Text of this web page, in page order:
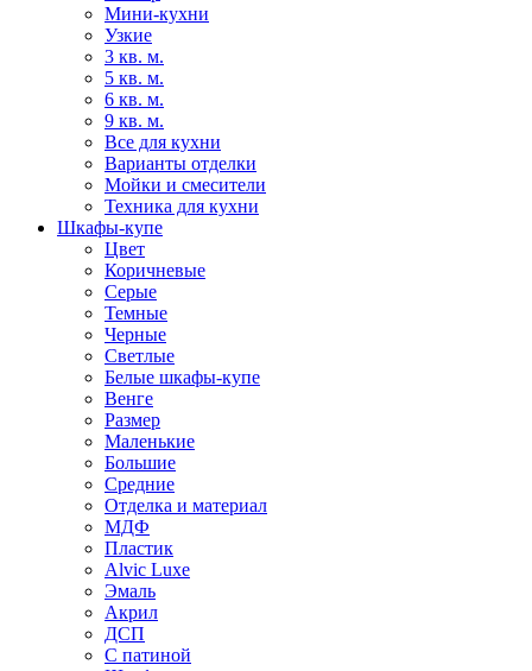
Мини-кухни
Узкие
3 кв. м.
5 кв. м.
6 кв. м.
9 кв. м.
Все для кухни
Варианты отделки
Мойки и смесители
Техника для кухни
Шкафы-купе
Цвет
Коричневые
Серые
Темные
Черные
Светлые
Белые шкафы-купе
Венге
Размер
Маленькие
Большие
Средние
Отделка и материал
МДФ
Пластик
Alvic Luxe
Эмаль
Акрил
ДСП
С патиной